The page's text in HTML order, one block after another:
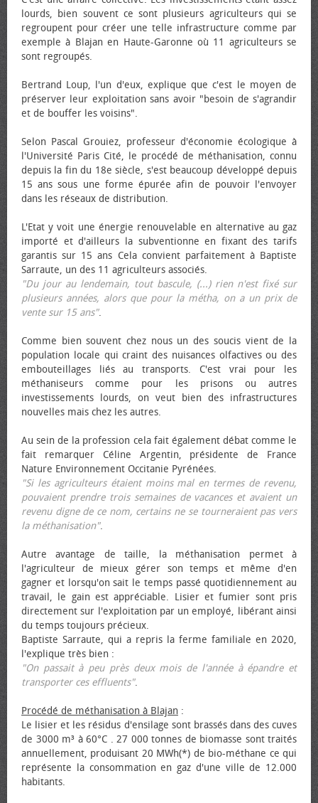
lourds, bien souvent ce sont plusieurs agriculteurs qui se
regroupent pour créer une telle infrastructure comme par
exemple à Blajan en Haute-Garonne où 11 agriculteurs se
sont regroupés.
Bertrand Loup, l'un d'eux, explique que c'est le moyen de
préserver leur exploitation sans avoir "besoin de s'agrandir
et de bouffer les voisins".
Selon Pascal Grouiez, professeur d'économie écologique à
l'Université Paris Cité, le procédé de méthanisation, connu
depuis la fin du 18e siècle, s'est beaucoup développé depuis
15 ans sous une forme épurée afin de pouvoir l'envoyer
dans les réseaux de distribution.
L'Etat y voit une énergie renouvelable en alternative au gaz
importé et d'ailleurs la subventionne en fixant des tarifs
garantis sur 15 ans Cela convient parfaitement à Baptiste
Sarraute, un des 11 agriculteurs associés.
"Du jour au lendemain, tout bascule, (...) rien n'est fixé sur
plusieurs années, alors que pour la métha, on a un prix de
vente sur 15 ans".
Comme bien souvent chez nous un des soucis vient de la
population locale qui craint des nuisances olfactives ou des
embouteillages liés au transports. C'est vrai pour les
méthaniseurs comme pour les prisons ou autres
investissements lourds, on veut bien des infrastructures
nouvelles mais chez les autres.
Au sein de la profession cela fait également débat comme le
fait remarquer Céline Argentin, présidente de France
Nature Environnement Occitanie Pyrénées.
"Si les agriculteurs étaient moins mal en termes de revenu,
pouvaient prendre trois semaines de vacances et avaient un
revenu digne de ce nom, certains ne se tourneraient pas vers
la méthanisation".
Autre avantage de taille, la méthanisation permet à
l'agriculteur de mieux gérer son temps et même d'en
gagner et lorsqu'on sait le temps passé quotidiennement au
travail, le gain est appréciable. Lisier et fumier sont pris
directement sur l'exploitation par un employé, libérant ainsi
du temps toujours précieux.
Baptiste Sarraute, qui a repris la ferme familiale en 2020,
l'explique très bien :
"On passait à peu près deux mois de l'année à épandre et
transporter ces effluents".
Procédé de méthanisation à Blajan :
Le lisier et les résidus d'ensilage sont brassés dans des cuves
de 3000 m³ à 60°C . 27 000 tonnes de biomasse sont traités
annuellement, produisant 20 MWh(*) de bio-méthane ce qui
représente la consommation en gaz d'une ville de 12.000
habitants.